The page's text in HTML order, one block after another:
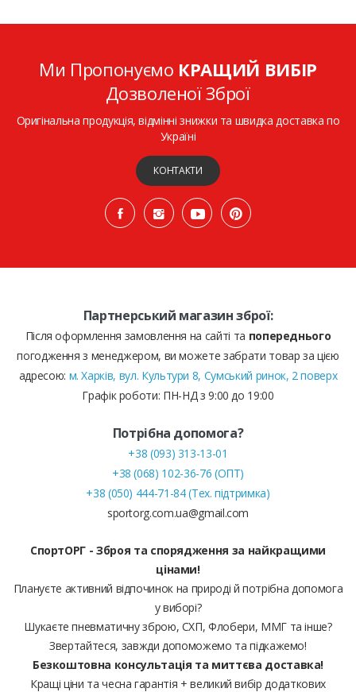
Ми Пропонуємо КРАЩИЙ ВИБІР
Дозволеної Зброї
Оригінальна продукція, відмінні знижки та швидка доставка по
Україні
КОНТАКТИ
Партнерський магазин зброї:
Після оформлення замовлення на сайті та попереднього
погодження з менеджером, ви можете забрати товар за цією
адресою: м. Харків, вул. Культури 8, Сумський ринок, 2 поверх
Графік роботи: ПН-НД з 9:00 до 19:00
Потрібна допомога?
+38 (093) 313-13-01
+38 (068) 102-36-76 (ОПТ)
+38 (050) 444-71-84 (Тех. підтримка)
sportorg.com.ua@gmail.com
СпортОРГ - Зброя та спорядження за найкращими
цінами!
Плануєте активний відпочинок на природі й потрібна допомога
у виборі?
Шукаєте пневматичну зброю, СХП, Флобери, ММГ та інше?
Звертайтеся, завжди допоможемо та підкажемо!
Безкоштовна консультація та миттєва доставка!
Кращі ціни та чесна гарантія + великий вибір додаткових